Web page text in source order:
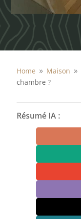
Home 9 Maison 9
chambre ?
Résumé IA :